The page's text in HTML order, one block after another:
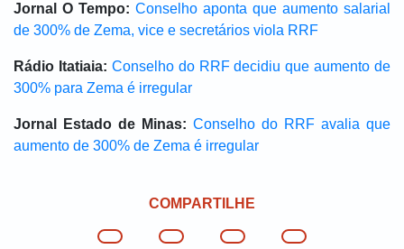
Jornal O Tempo: Conselho aponta que aumento salarial
de 300% de Zema, vice e secretários viola RRF
Rádio Itatiaia: Conselho do RRF decidiu que aumento de
300% para Zema é irregular
Jornal Estado de Minas: Conselho do RRF avalia que
aumento de 300% de Zema é irregular
COMPARTILHE